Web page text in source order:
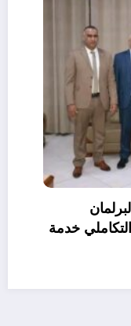
البرلمان
التكاملي خدمة